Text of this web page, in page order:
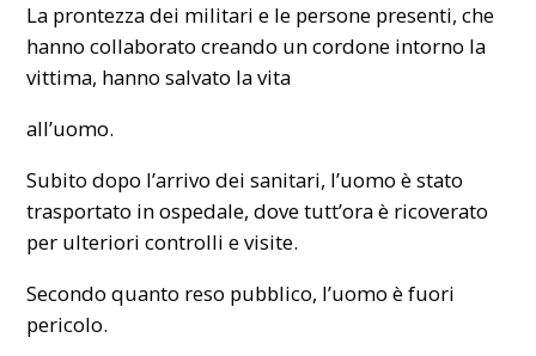
La prontezza dei militari e le persone presenti, che
hanno collaborato creando un cordone intorno la
vittima, hanno salvato la vita
all’uomo.
Subito dopo l’arrivo dei sanitari, l’uomo è stato
trasportato in ospedale, dove tutt’ora è ricoverato
per ulteriori controlli e visite.
Secondo quanto reso pubblico, l’uomo è fuori
pericolo.